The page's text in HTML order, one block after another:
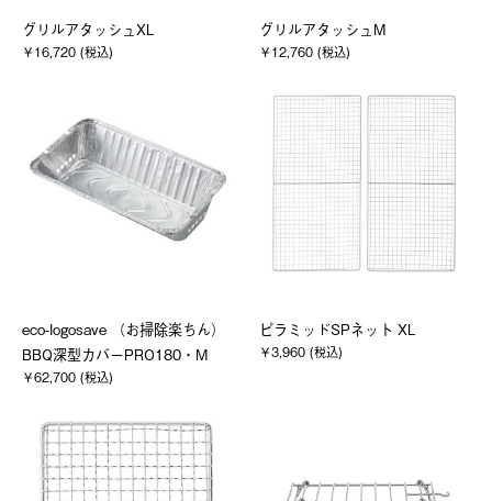
グリルアタッシュXL
￥16,720 (税込)
グリルアタッシュM
￥12,760 (税込)
eco-logosave （お掃除楽ちん）
BBQ深型カバーPRO180・M
￥62,700 (税込)
ピラミッドSPネット XL
￥3,960 (税込)